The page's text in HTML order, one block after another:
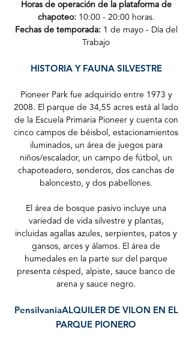
Horas de operación de la plataforma de
chapoteo:10:00 - 20:00 horas.
Fechas de temporada:1 de mayo - Día del
Trabajo
HISTORIA Y FAUNA SILVESTRE
Pioneer Park fue adquirido entre 1973 y
2008. El parque de 34,55 acres está al lado
de la Escuela Primaria Pioneer y cuenta con
cinco campos de béisbol, estacionamientos
iluminados, un área de juegos para
niños/escalador, un campo de fútbol, un
chapoteadero, senderos, dos canchas de
baloncesto, y dos pabellones.
El área de bosque pasivo incluye una
variedad de vida silvestre y plantas,
incluidas agallas azules, serpientes, patos y
gansos, arces y álamos. El área de
humedales en la parte sur del parque
presenta césped, alpiste, sauce banco de
arena y sauce negro.
PensilvaniaALQUILER DE VILON EN EL
PARQUE PIONERO